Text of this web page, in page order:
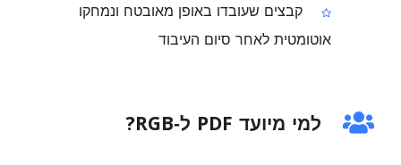
קבצים שעובדו באופן מאובטח ונמחקו
אוטומטית לאחר סיום העיבוד
למי מיועד PDF ל‑RGB?